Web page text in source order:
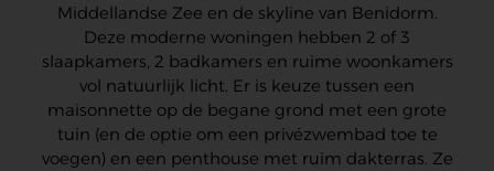
Middellandse Zee en de skyline van Benidorm.
Deze moderne woningen hebben 2 of 3
slaapkamers, 2 badkamers en ruime woonkamers
vol natuurlijk licht. Er is keuze tussen een
maisonnette op de begane grond met een grote
tuin (en de optie om een privézwembad toe te
voegen) en een penthouse met ruim dakterras. Ze